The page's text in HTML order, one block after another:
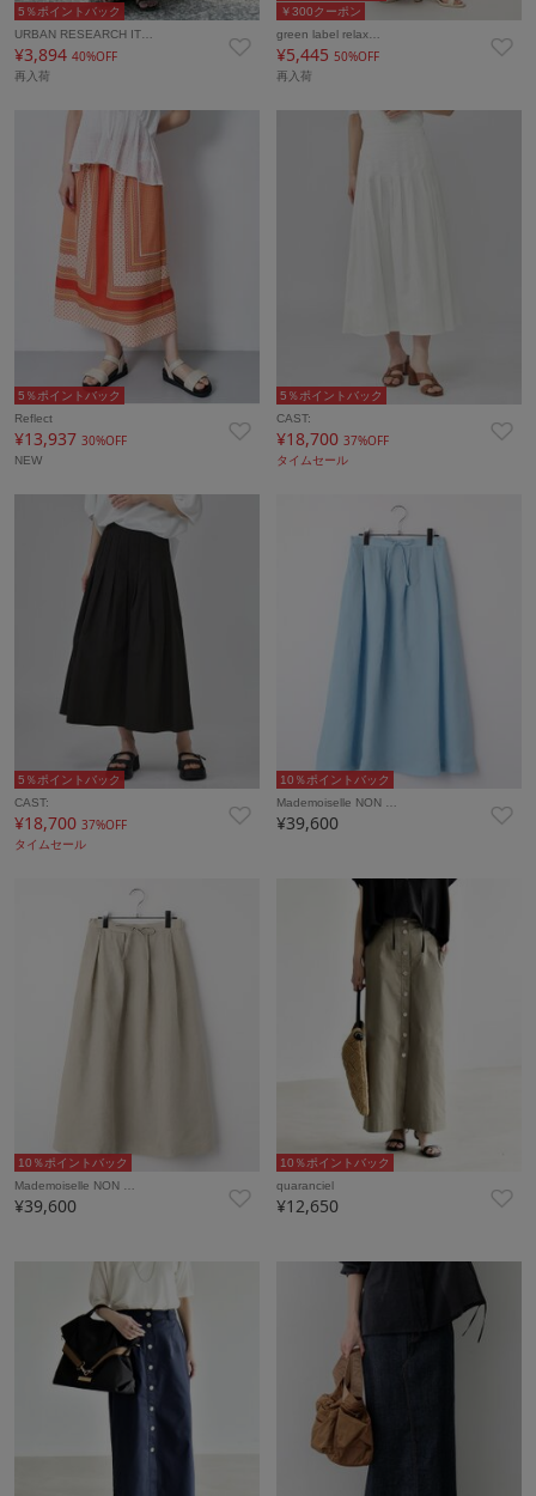
5％ポイントバック
URBAN RESEARCH IT…
¥3,894 40%OFF
再入荷
￥300クーポン
green label relax…
¥5,44550%OFF
再入荷
5％ポイントバック
Reflect
¥13,937 30%OFF
NEW
5％ポイントバック
CAST:
¥18,700 37%OFF
タイムセール
5％ポイントバック
CAST:
¥18,700 37%OFF
タイムセール
10％ポイントバック
Mademoiselle NON …
¥39,600
10％ポイントバック
Mademoiselle NON …
¥39,600
10％ポイントバック
quaranciel
¥12,650